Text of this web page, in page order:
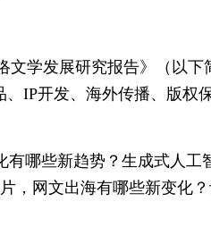
文学发展研究报告》（以下
IP开发、海外传播、版权
有哪些新趋势？生成式人工
，网文出海有哪些新变化